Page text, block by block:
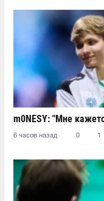
m0NESY: "Мне
6 часов назад 0 1